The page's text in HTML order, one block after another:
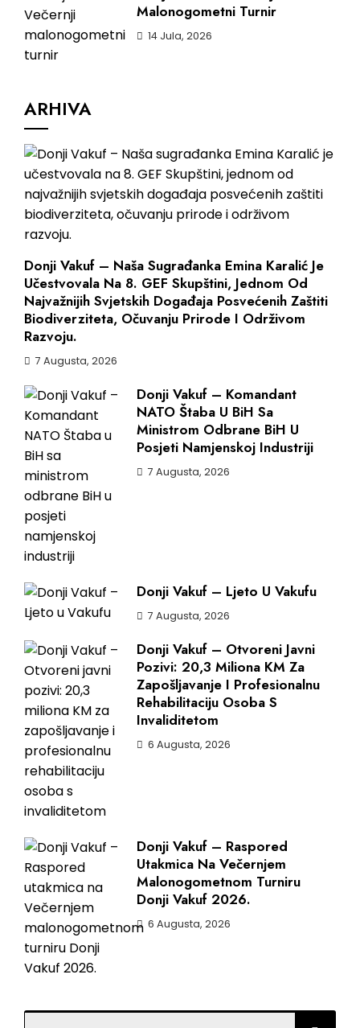
Malonogometni Turnir
14 Jula, 2026
ARHIVA
Donji Vakuf – Naša Sugrađanka Emina Karalić Je
Učestvovala Na 8. GEF Skupštini, Jednom Od
Najvažnijih Svjetskih Događaja Posvećenih Zaštiti
Biodiverziteta, Očuvanju Prirode I Održivom
Razvoju.
7 Augusta, 2026
Donji Vakuf – Komandant
NATO Štaba U BiH Sa
Ministrom Odbrane BiH U
Posjeti Namjenskoj Industriji
7 Augusta, 2026
Donji Vakuf – Ljeto U Vakufu
7 Augusta, 2026
Donji Vakuf – Otvoreni Javni
Pozivi: 20,3 Miliona KM Za
Zapošljavanje I Profesionalnu
Rehabilitaciju Osoba S
Invaliditetom
6 Augusta, 2026
Donji Vakuf – Raspored
Utakmica Na Večernjem
Malonogometnom Turniru
Donji Vakuf 2026.
6 Augusta, 2026